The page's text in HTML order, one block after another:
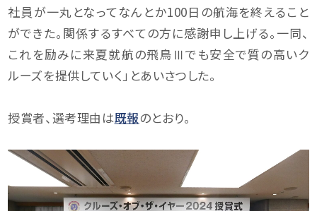
社員が一丸となってなんとか100日の航海を終えること
ができた。関係するすべての方に感謝申し上げる。一同、
これを励みに来夏就航の飛鳥Ⅲでも安全で質の高いク
ルーズを提供していく」とあいさつした。
授賞者、選考理由は既報のとおり。